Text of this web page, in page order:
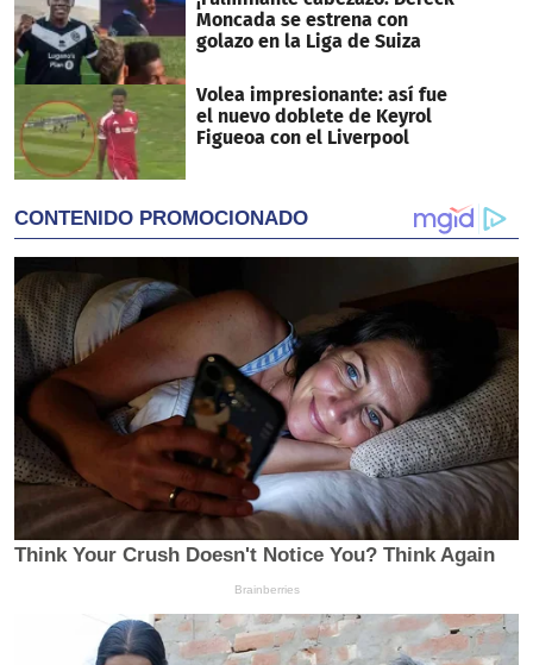
Moncada se estrena con
golazo en la Liga de Suiza
Volea impresionante: así fue
el nuevo doblete de Keyrol
Figueoa con el Liverpool